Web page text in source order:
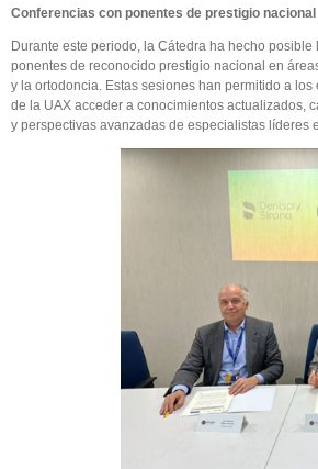
Conferencias con ponentes de prestigio nacional
Durante este periodo, la Cátedra ha hecho posible
ponentes de reconocido prestigio nacional en
y la ortodoncia. Estas sesiones han permitido a
de la UAX acceder a conocimientos actualizados,
y perspectivas avanzadas de especialistas líderes